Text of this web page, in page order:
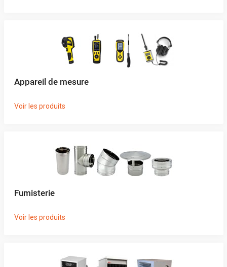
Appareil de mesure
Voir les produits
Fumisterie
Voir les produits